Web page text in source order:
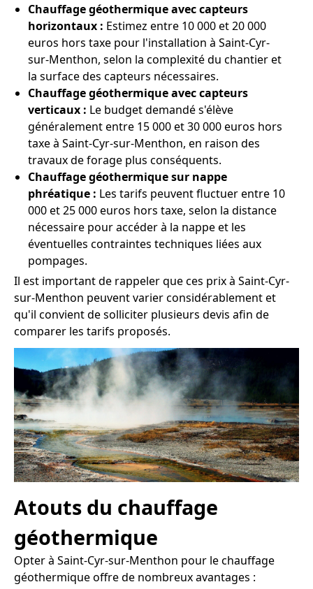
Chauffage géothermique avec capteurs
horizontaux : Estimez entre 10 000 et 20 000
euros hors taxe pour l'installation à Saint-Cyr-
sur-Menthon, selon la complexité du chantier et
la surface des capteurs nécessaires.
Chauffage géothermique avec capteurs
verticaux : Le budget demandé s'élève
généralement entre 15 000 et 30 000 euros hors
taxe à Saint-Cyr-sur-Menthon, en raison des
travaux de forage plus conséquents.
Chauffage géothermique sur nappe
phréatique : Les tarifs peuvent fluctuer entre 10
000 et 25 000 euros hors taxe, selon la distance
nécessaire pour accéder à la nappe et les
éventuelles contraintes techniques liées aux
pompages.
Il est important de rappeler que ces prix à Saint-Cyr-
sur-Menthon peuvent varier considérablement et
qu'il convient de solliciter plusieurs devis afin de
comparer les tarifs proposés.
Atouts du chauffage
géothermique
Opter à Saint-Cyr-sur-Menthon pour le chauffage
géothermique offre de nombreux avantages :